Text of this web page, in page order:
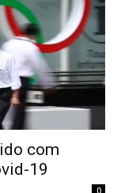
com
19
0